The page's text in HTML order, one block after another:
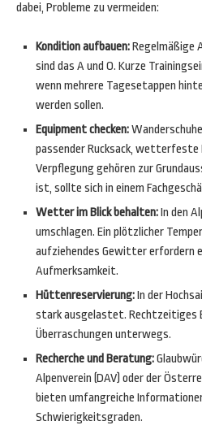
dabei, Probleme zu vermeiden:
Kondition aufbauen:Regelmäßige
sind das A und O. Kurze
wenn mehrere Tagesetappen
werden sollen.
Equipment checken:
passender Rucksack, wetterfeste
Verpflegung gehören zur
ist, sollte sich in einem
Wetter im Blick behalten:In den
umschlagen. Ein plötzlicher
aufziehendes Gewitter erfordern
Aufmerksamkeit.
Hüttenreservierung:In der
stark ausgelastet. Rechtzeitiges
Überraschungen unterwegs.
Recherche und Beratung:
Alpenverein (DAV) oder der
bieten umfangreiche
Schwierigkeitsgraden.